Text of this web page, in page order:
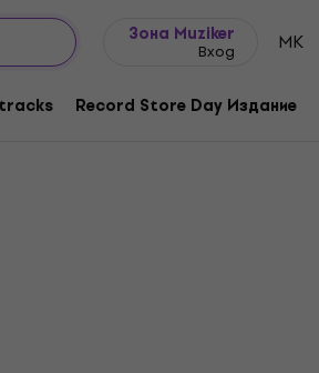
Зона Muziker
Вход MK
Record Store Day Издание